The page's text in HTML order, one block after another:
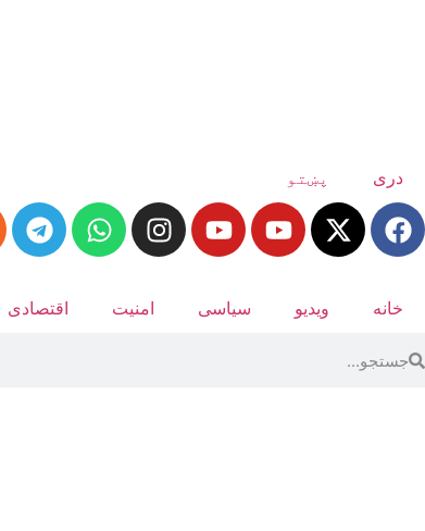
دری پښتو
خانه ویدیو سیاسی امنیت اقتصادی